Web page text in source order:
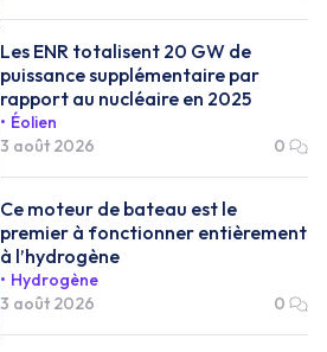
Les ENR totalisent 20 GW de
puissance supplémentaire par
rapport au nucléaire en 2025
Éolien
3 août 2026
0
Ce moteur de bateau est le
premier à fonctionner entièrement
à l’hydrogène
Hydrogène
3 août 2026
0